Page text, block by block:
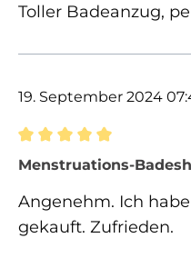
Toller Badeanzug,
19. September 2024
Bewertung mit 5 von
Menstruations-
Angenehm. Ich
gekauft. Zufrieden.